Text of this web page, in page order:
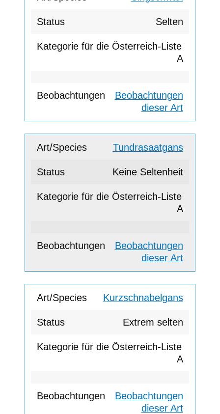
Selten
A
Beobachtungen
dieser Art
Tundrasaatgans
Keine Seltenheit
A
Beobachtungen
dieser Art
Kurzschnabelgans
Extrem selten
A
Beobachtungen
dieser Art